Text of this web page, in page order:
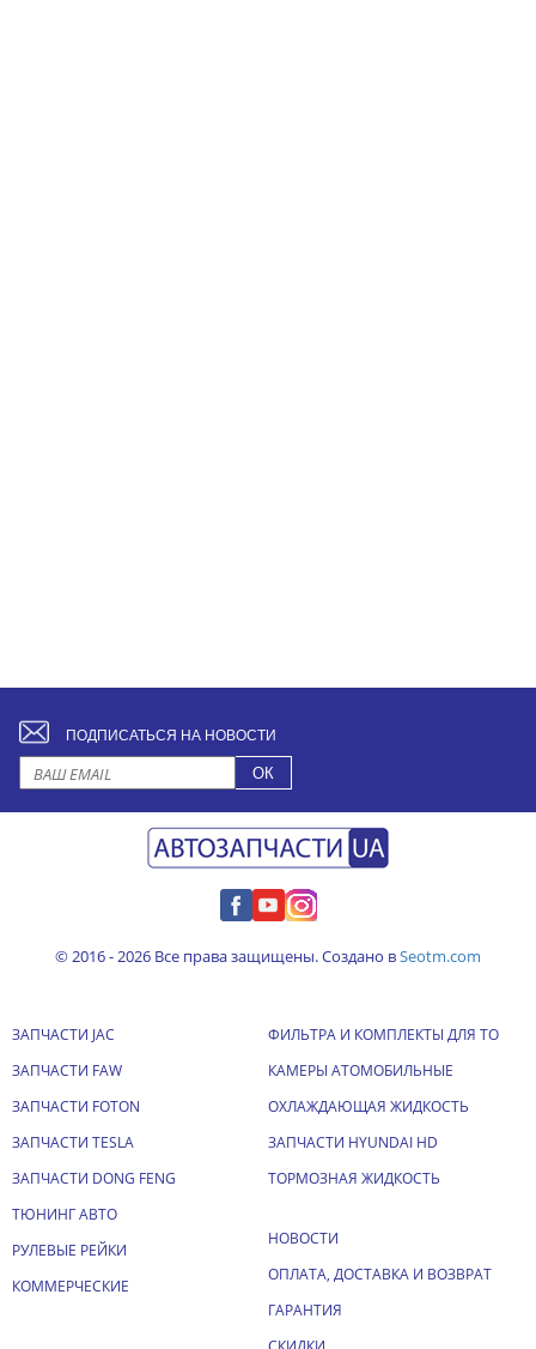
ПОДПИСАТЬСЯ НА НОВОСТИ
© 2016 - 2026 Все права защищены. Создано вSeotm.com
ЗАПЧАСТИ JAC
ЗАПЧАСТИ FAW
ЗАПЧАСТИ FOTON
ЗАПЧАСТИ TESLA
ЗАПЧАСТИ DONG FENG
ТЮНИНГ АВТО
РУЛЕВЫЕ РЕЙКИ
КОММЕРЧЕСКИЕ
ФИЛЬТРА И КОМПЛЕКТЫ ДЛЯ ТО
КАМЕРЫ АТОМОБИЛЬНЫЕ
ОХЛАЖДАЮЩАЯ ЖИДКОСТЬ
ЗАПЧАСТИ HYUNDAI HD
ТОРМОЗНАЯ ЖИДКОСТЬ
НОВОСТИ
ОПЛАТА, ДОСТАВКА И ВОЗВРАТ
ГАРАНТИЯ